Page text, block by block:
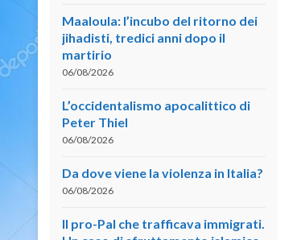
Maaloula: l’incubo del ritorno dei
jihadisti, tredici anni dopo il
martirio
06/08/2026
L’occidentalismo apocalittico di
Peter Thiel
06/08/2026
Da dove viene la violenza in Italia?
06/08/2026
Il pro-Pal che trafficava immigrati.